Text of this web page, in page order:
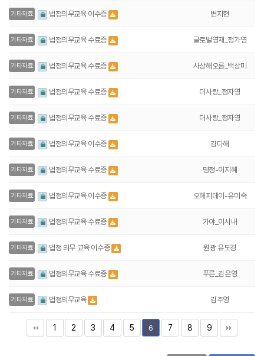
기타자료 법정의무교육 이수증 변지현
기타자료 법정의무교육 수료증 글로벌영재_정가영
기타자료 법정의무교육 수료증 사상해오름_백상미
기타자료 법정의무교육 수료증 더사랑_정자영
기타자료 법정의무교육 수료증 더사랑_정자영
기타자료 법정의무교육 이수증 김다해
기타자료 법정의무교육 수료증 명정-이지혜
기타자료 법정의무교육 이수증 오해피데이-유미숙
기타자료 법정의무교육 수료증 가야_이시내
기타자료 법정 의무 교육 이수증 원광 유도경
기타자료 법정의무교육 수료증 푸른_김은영
기타자료 법정의무교육 김주영
1 2 3 4 5 6 7 8 9